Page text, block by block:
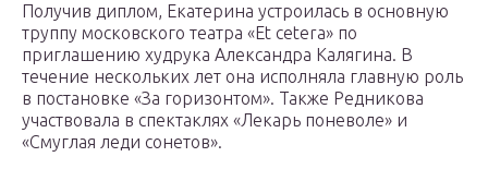
Получив диплом, Екатерина устроилась в основную
труппу московского театра «Et cetera» по
приглашению худрука Александра Калягина. В
течение нескольких лет она исполняла главную роль
в постановке «За горизонтом». Также Редникова
участвовала в спектаклях «Лекарь поневоле» и
«Смуглая леди сонетов».